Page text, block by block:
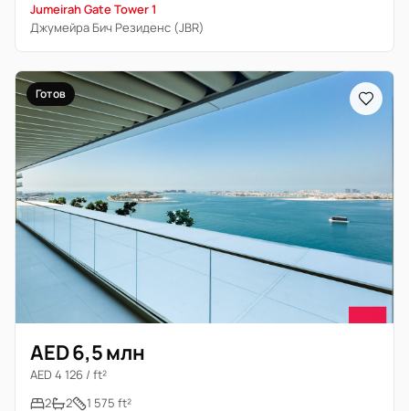
Jumeirah Gate Tower 1
Джумейра Бич Резиденс (JBR)
Готов
AED 6,5 млн
AED 4 126 / ft²
2
2 1 575 ft²